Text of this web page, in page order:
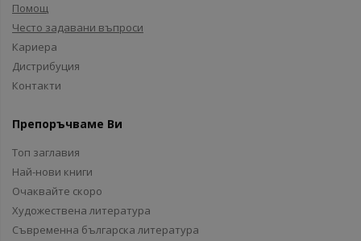
Помощ
Често задавани въпроси
Кариера
Дистрибуция
Контакти
Препоръчваме Ви
Топ заглавия
Най-нови книги
Очаквайте скоро
Художествена литература
Съвременна българска литература